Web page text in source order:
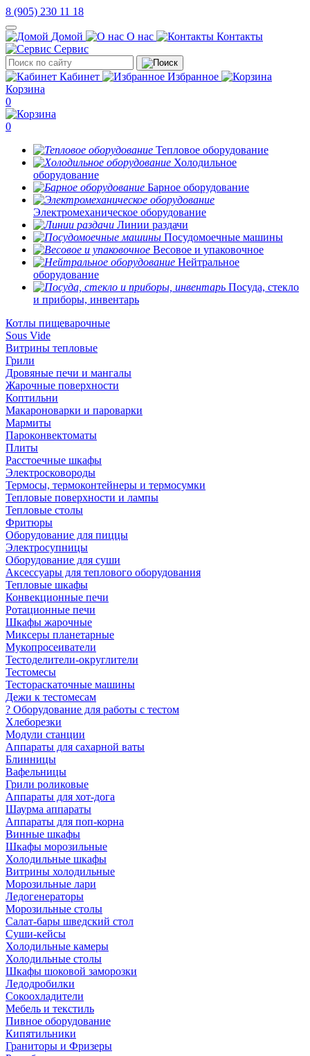
8 (905) 230 11 18
Домой О нас
Контакты
Сервис
Кабинет
Избранное
Корзина
0
0
Тепловое оборудование
Холодильное
оборудование
Барное оборудование
Электромеханическое оборудование
Линии раздачи
Посудомоечные машины
Весовое и упаковочное
Нейтральное
оборудование
Посуда, стекло
и приборы, инвентарь
Котлы пищеварочные
Sous Vide
Витрины тепловые
Грили
Дровяные печи и мангалы
Жарочные поверхности
Коптильни
Макароноварки и пароварки
Мармиты
Пароконвектоматы
Плиты
Расстоечные шкафы
Электросковороды
Термосы, термоконтейнеры и термосумки
Тепловые поверхности и лампы
Тепловые столы
Фритюры
Оборудование для пиццы
Электросупницы
Оборудование для суши
Аксессуары для теплового оборудования
Тепловые шкафы
Конвекционные печи
Ротационные печи
Шкафы жарочные
Миксеры планетарные
Мукопросеиватели
Тестоделители-округлители
Тестомесы
Тестораскаточные машины
Дежи к тестомесам
? Оборудование для работы с тестом
Хлеборезки
Модули станции
Аппараты для сахарной ваты
Блинницы
Вафельницы
Грили роликовые
Аппараты для хот-дога
Шаурма аппараты
Аппараты для поп-корна
Винные шкафы
Шкафы морозильные
Холодильные шкафы
Витрины холодильные
Морозильные лари
Ледогенераторы
Морозильные столы
Салат-бары шведский стол
Суши-кейсы
Холодильные камеры
Холодильные столы
Шкафы шоковой заморозки
Ледодробилки
Сокоохладители
Мебель и текстиль
Пивное оборудование
Кипятильники
Граниторы и Фризеры